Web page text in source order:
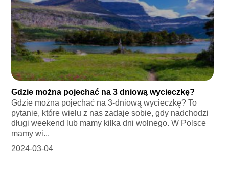
Gdzie można pojechać na 3 dniową wycieczkę?
Gdzie można pojechać na 3-dniową wycieczkę? To
pytanie, które wielu z nas zadaje sobie, gdy nadchodzi
długi weekend lub mamy kilka dni wolnego. W Polsce
mamy wi...
2024-03-04